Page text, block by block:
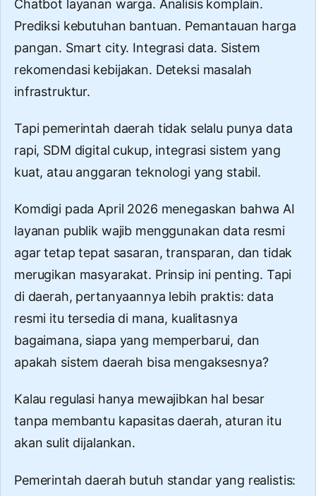
Chatbot layanan warga. Analisis komplain.
Prediksi kebutuhan bantuan. Pemantauan harga
pangan. Smart city. Integrasi data. Sistem
rekomendasi kebijakan. Deteksi masalah
infrastruktur.
Tapi pemerintah daerah tidak selalu punya data
rapi, SDM digital cukup, integrasi sistem yang
kuat, atau anggaran teknologi yang stabil.
Komdigi pada April 2026 menegaskan bahwa AI
layanan publik wajib menggunakan data resmi
agar tetap tepat sasaran, transparan, dan tidak
merugikan masyarakat. Prinsip ini penting. Tapi
di daerah, pertanyaannya lebih praktis: data
resmi itu tersedia di mana, kualitasnya
bagaimana, siapa yang memperbarui, dan
apakah sistem daerah bisa mengaksesnya?
Kalau regulasi hanya mewajibkan hal besar
tanpa membantu kapasitas daerah, aturan itu
akan sulit dijalankan.
Pemerintah daerah butuh standar yang realistis: